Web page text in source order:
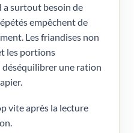
a surtout besoin de
empêchent de
Les friandises non
les portions
une ration
vite après la lecture